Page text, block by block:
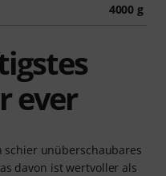
4000 g
ever
unüberschaubares
davon ist wertvoller als